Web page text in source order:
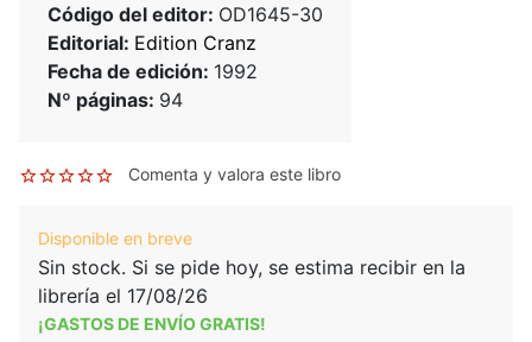
Código del editor: OD1645-30
Editorial: Edition Cranz
Fecha de edición: 1992
Nº páginas: 94
Comenta y valora este libro
Disponible en breve
Sin stock. Si se pide hoy, se estima recibir en la
librería el 17/08/26
¡GASTOS DE ENVÍO GRATIS!